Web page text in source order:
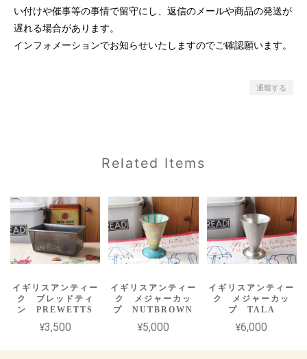
い付けや催事等の事情で留守にし、返信のメールや商品の発送が
遅れる場合があります。
インフォメーションでお知らせいたしますのでご確認願います。
通報する
Related Items
イギリスアンティー
ク ブレッドティ
ン PREWETTS
¥3,500
イギリスアンティー
ク メジャーカッ
プ NUTBROWN
¥5,000
イギリスアンティー
ク メジャーカッ
プ TALA
¥6,000